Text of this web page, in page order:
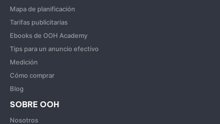
Mapa de planificación
Tarifas publicitarias
Ebooks de OOH Academy
Tips para un anuncio efectivo
Medición
Cómo comprar
Blog
SOBRE OOH
Nosotros